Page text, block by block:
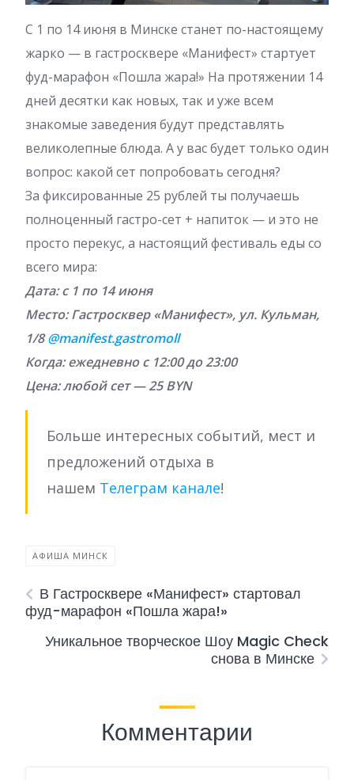
С 1 по 14 июня в Минске станет по-настоящему
жарко — в гастросквере «Манифест» стартует
фуд-марафон «Пошла жара!» На протяжении 14
дней десятки как новых, так и уже всем
знакомые заведения будут представлять
великолепные блюда. А у вас будет только один
вопрос: какой сет попробовать сегодня?
За фиксированные 25 рублей ты получаешь
полноценный гастро-сет + напиток — и это не
просто перекус, а настоящий фестиваль еды со
всего мира:
Дата: с 1 по 14 июня
Место: Гастросквер «Манифест», ул. Кульман,
1/8@manifest.gastromoll
Когда: ежедневно с 12:00 до 23:00
Цена: любой сет — 25 BYN
Больше интересных событий, мест и
предложений отдыха в
нашем Телеграм канале!
АФИША МИНСК
В Гастросквере «Манифест» стартовал
фуд-марафон «Пошла жара!»
Уникальное творческое Шоу Magic Check
снова в Минске
Комментарии